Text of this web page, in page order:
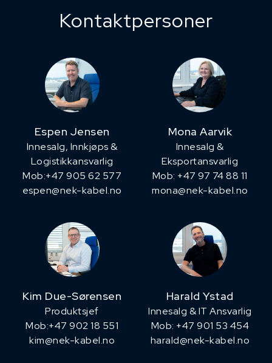
Kontaktpersoner
Espen Jensen
Innesalg, ​Innkjøps &
Logistikkansvarlig
Mob:+47 905 62 577
espen@nek-kabel.no
Mona Aarvik
Innesalg &
Eksportansvarlig
Mob: +47 97 74 88 11
mona@nek-kabel.no
Kim Due-Sørensen
Produktsjef
​Mob:+47 902 18 551
kim@nek-kabel.no
Harald Ystad
Innesalg & IT Ansvarlig
Mob: +47 901 53 454
harald@nek-kabel.no